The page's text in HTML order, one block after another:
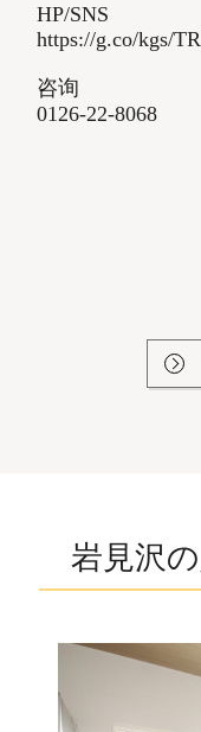
HP/SNS
https://g.co/kgs/
咨询
0126-22-8068
岩見沢